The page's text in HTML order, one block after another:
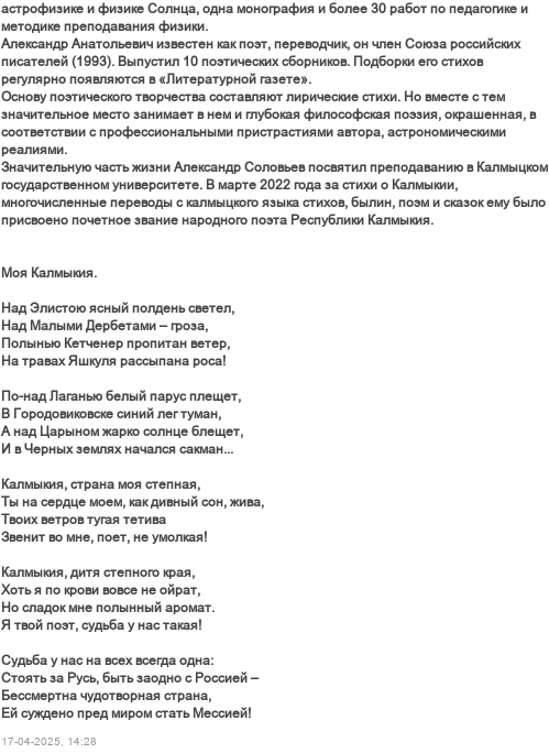
астрофизике и физике Солнца, одна монография и более 30 работ по педагогике и
методике преподавания физики.
Александр Анатольевич известен как поэт, переводчик, он член Союза российских
писателей (1993). Выпустил 10 поэтических сборников. Подборки его стихов
регулярно появляются в «Литературной газете».
Основу поэтического творчества составляют лирические стихи. Но вместе с тем
значительное место занимает в нем и глубокая философская поэзия, окрашенная, в
соответствии с профессиональными пристрастиями автора, астрономическими
реалиями.
Значительную часть жизни Александр Соловьев посвятил преподаванию в Калмыцком
государственном университете. В марте 2022 года за стихи о Калмыкии,
многочисленные переводы с калмыцкого языка стихов, былин, поэм и сказок ему было
присвоено почетное звание народного поэта Республики Калмыкия.
Моя Калмыкия.
Над Элистою ясный полдень светел,
Над Малыми Дербетами – гроза,
Полынью Кетченер пропитан ветер,
На травах Яшкуля рассыпана роса!
По-над Лаганью белый парус плещет,
В Городовиковске синий лег туман,
А над Царыном жарко солнце блещет,
И в Черных землях начался сакман...
Калмыкия, страна моя степная,
Ты на сердце моем, как дивный сон, жива,
Твоих ветров тугая тетива
Звенит во мне, поет, не умолкая!
Калмыкия, дитя степного края,
Хоть я по крови вовсе не ойрат,
Но сладок мне полынный аромат.
Я твой поэт, судьба у нас такая!
Судьба у нас на всех всегда одна:
Стоять за Русь, быть заодно с Россией –
Бессмертна чудотворная страна,
Ей суждено пред миром стать Мессией!
17-04-2025, 14:28